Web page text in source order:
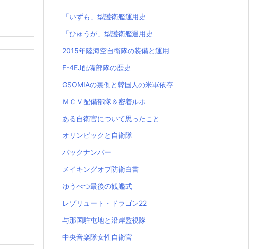
「いずも」型護衛艦運用史
「ひゅうが」型護衛艦運用史
2015年陸海空自衛隊の装備と運用
F-4EJ配備部隊の歴史
GSOMIAの裏側と韓国人の米軍依存
ＭＣＶ配備部隊＆密着ルポ
ある自衛官について思ったこと
オリンピックと自衛隊
バックナンバー
メイキングオブ防衛白書
ゆうべつ最後の観艦式
レゾリュート・ドラゴン22
与那国駐屯地と沿岸監視隊
中央音楽隊女性自衛官